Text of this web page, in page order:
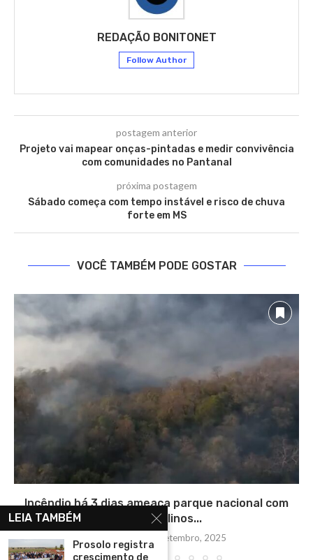
REDAÇÃO BONITONET
Follow Author
postagem anterior
Projeto vai mapear onças-pintadas e medir convivência
com comunidades no Pantanal
próxima postagem
Sábado começa com tempo instável e risco de chuva
forte em MS
VOCÊ TAMBÉM PODE GOSTAR
Incêndio há 3 dias ameaça parque nacional com
rios cristalinos...
segunda-feira, 15 setembro, 2025
LEIA TAMBÉM
Prosolo registra
crescimento de